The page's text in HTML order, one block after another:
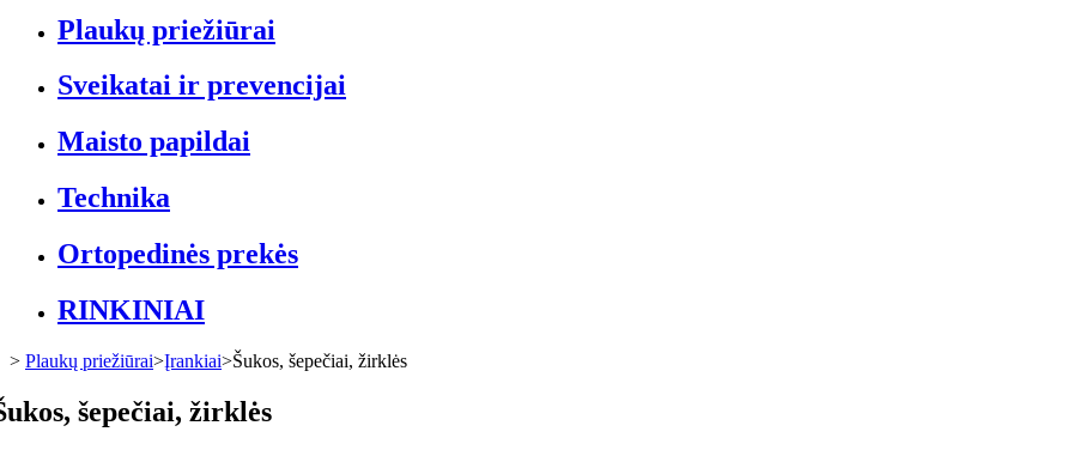
Plaukų priežiūrai
Sveikatai ir prevencijai
Maisto papildai
Technika
Ortopedinės prekės
RINKINIAI
> Plaukų priežiūrai>Įrankiai>Šukos, šepečiai, žirklės
šepečiai, žirklės